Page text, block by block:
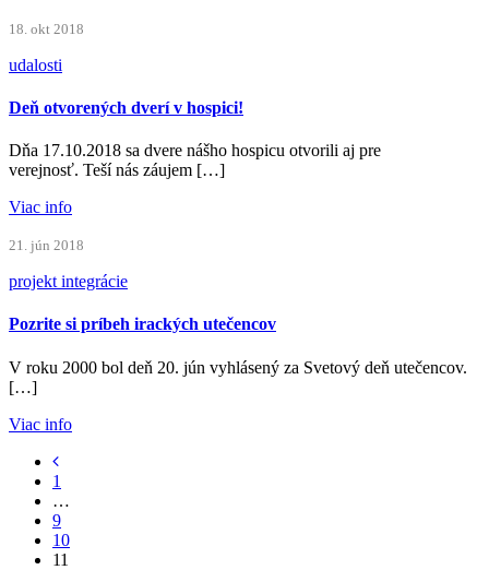
18. okt 2018
udalosti
Deň otvorených dverí v hospici!
Dňa 17.10.2018 sa dvere nášho hospicu otvorili aj pre
verejnosť. Teší nás záujem […]
Viac info
21. jún 2018
projekt integrácie
Pozrite si príbeh irackých utečencov
V roku 2000 bol deň 20. jún vyhlásený za Svetový deň utečencov.
[…]
Viac info
1
…
9
10
11